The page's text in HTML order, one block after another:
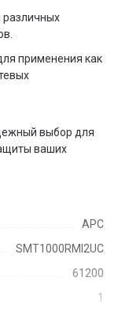
различных
применения как
выбор для
ваших
APC
SMT1000RMI2UC
61200
1